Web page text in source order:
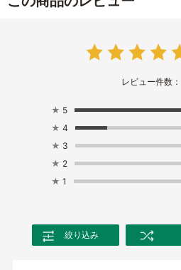
レビュー件数：
★ 5
★ 4
★ 3
★ 2
★ 1
絞り込み